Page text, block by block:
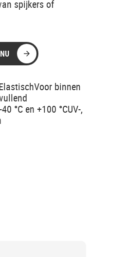
spijkers of
binnen
°C en +100 °CUV-,